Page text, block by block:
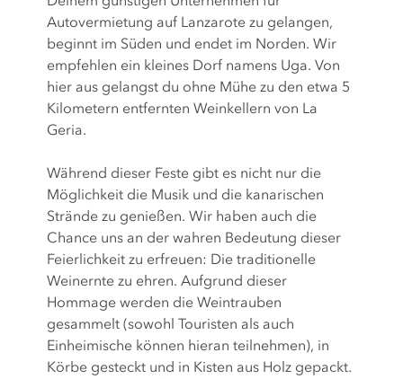
Autovermietung auf Lanzarote zu gelangen,
beginnt im Süden und endet im Norden. Wir
empfehlen ein kleines Dorf namens Uga. Von
hier aus gelangst du ohne Mühe zu den etwa 5
Kilometern entfernten Weinkellern von La
Geria.
Während dieser Feste gibt es nicht nur die
Möglichkeit die Musik und die kanarischen
Strände zu genießen. Wir haben auch die
Chance uns an der wahren Bedeutung dieser
Feierlichkeit zu erfreuen: Die traditionelle
Weinernte zu ehren. Aufgrund dieser
Hommage werden die Weintrauben
gesammelt (sowohl Touristen als auch
Einheimische können hieran teilnehmen), in
Körbe gesteckt und in Kisten aus Holz gepackt.